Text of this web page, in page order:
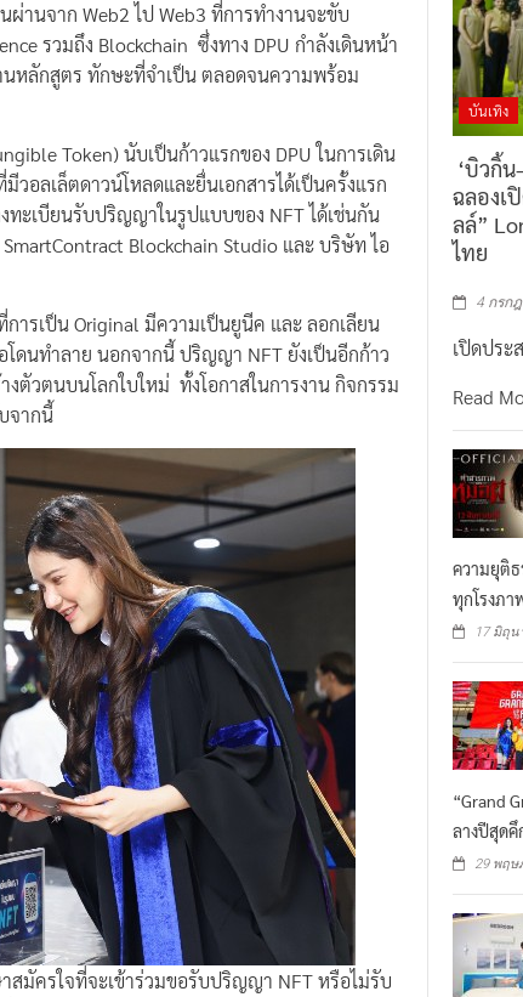
ผ่านจาก Web2 ไป Web3 ที่การทำงานจะขับ
รวมถึง Blockchain ซึ่งทาง DPU กำลังเดินหน้า
หลักสูตร ทักษะที่จำเป็น ตลอดจนความพร้อม
Token) นับเป็นก้าวแรกของ DPU ในการเดิน
วอลเล็ตดาวน์โหลดและยื่นเอกสารได้เป็นครั้งแรก
ะเบียนรับปริญญาในรูปแบบของ NFT ได้เช่นกัน
Blockchain Studio และ บริษัท ไอ
การเป็น Original มีความเป็นยูนีค และ ลอกเลียน
โดนทำลาย นอกจากนี้ ปริญญา NFT ยังเป็นอีกก้าว
ตัวตนบนโลกใบใหม่ ทั้งโอกาสในการงาน กิจกรรม
จากนี้
สมัครใจที่จะเข้าร่วมขอรับปริญญา NFT หรือไม่รับ
บันเทิง
‘บิวกิ้
ฉลองเ
ลล์”
ไทย
4 กรก
เปิดปร
Read
ความยุติธ
ทุกโรงภ
17 มิถุน
“Grand
ลางปีสุดคึ
29 พฤษ